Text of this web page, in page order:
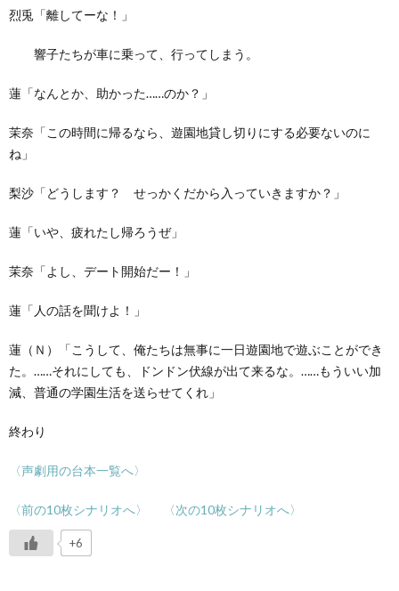
烈兎「離してーな！」
響子たちが車に乗って、行ってしまう。
蓮「なんとか、助かった……のか？」
茉奈「この時間に帰るなら、遊園地貸し切りにする必要ないのに
ね」
梨沙「どうします？ せっかくだから入っていきますか？」
蓮「いや、疲れたし帰ろうぜ」
茉奈「よし、デート開始だー！」
蓮「人の話を聞けよ！」
蓮（Ｎ）「こうして、俺たちは無事に一日遊園地で遊ぶことができ
た。……それにしても、ドンドン伏線が出て来るな。……もういい加
減、普通の学園生活を送らせてくれ」
終わり
〈声劇用の台本一覧へ〉
〈前の10枚シナリオへ〉 〈次の10枚シナリオへ〉
+6